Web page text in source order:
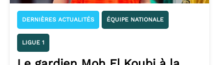
DERNIÈRES ACTUALITÉS ÉQUIPE NATIONALE
LIGUE 1